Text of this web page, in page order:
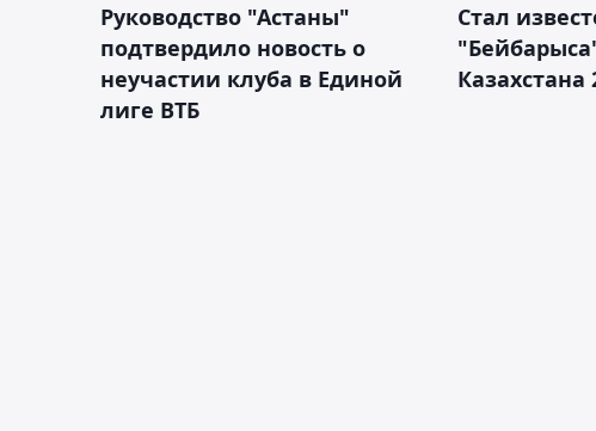
Руководство "Астаны"
подтвердило новость о
неучастии клуба в Единой
лиге ВТБ
Стал
Казахстана